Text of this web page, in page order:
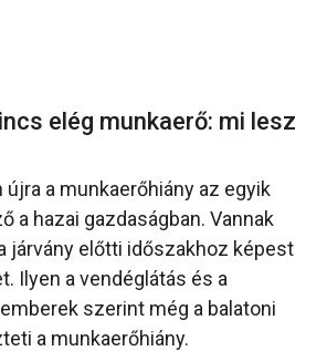
elég munkaerő: mi lesz
a munkaerőhiány az egyik
a hazai gazdaságban. Vannak
járvány előtti időszakhoz képest
Ilyen a vendéglátás és a
szerint még a balatoni
a munkaerőhiány.